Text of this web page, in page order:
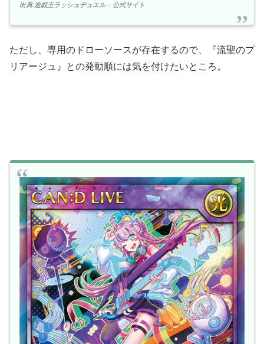
出典:遊戯王ラッシュデュエル – 公式サイト
ただし、専用のドローソースが存在するので、『流聖のプ
リアージュ』との発動順には気を付けたいところ。